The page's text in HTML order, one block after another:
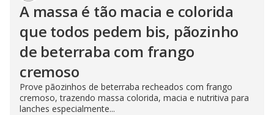
A massa é tão macia e colorida
que todos pedem bis, pãozinho
de beterraba com frango
cremoso
Prove pãozinhos de beterraba recheados com frango
cremoso, trazendo massa colorida, macia e nutritiva para
lanches especialmente...